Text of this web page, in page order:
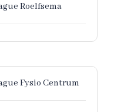
Roelfsema
Fysio Centrum